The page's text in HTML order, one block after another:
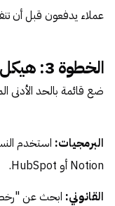
عملاء يدفعون قبل أن
الخطوة 3: هيكل تكلفة "بدون زوائد"
ضع قائمة بالحد الأدنى
البرمجيات:
Notion أو HubSpot.
القانوني: ابحث عن "رخص